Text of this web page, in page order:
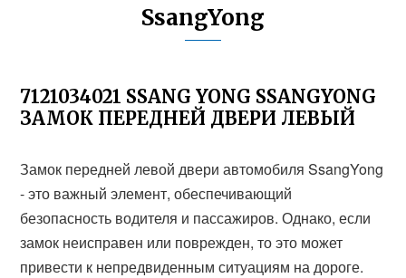
SsangYong
7121034021 SSANG YONG SSANGYONG
ЗАМОК ПЕРЕДНЕЙ ДВЕРИ ЛЕВЫЙ
Замок передней левой двери автомобиля SsangYong
- это важный элемент, обеспечивающий
безопасность водителя и пассажиров. Однако, если
замок неисправен или поврежден, то это может
привести к непредвиденным ситуациям на дороге.